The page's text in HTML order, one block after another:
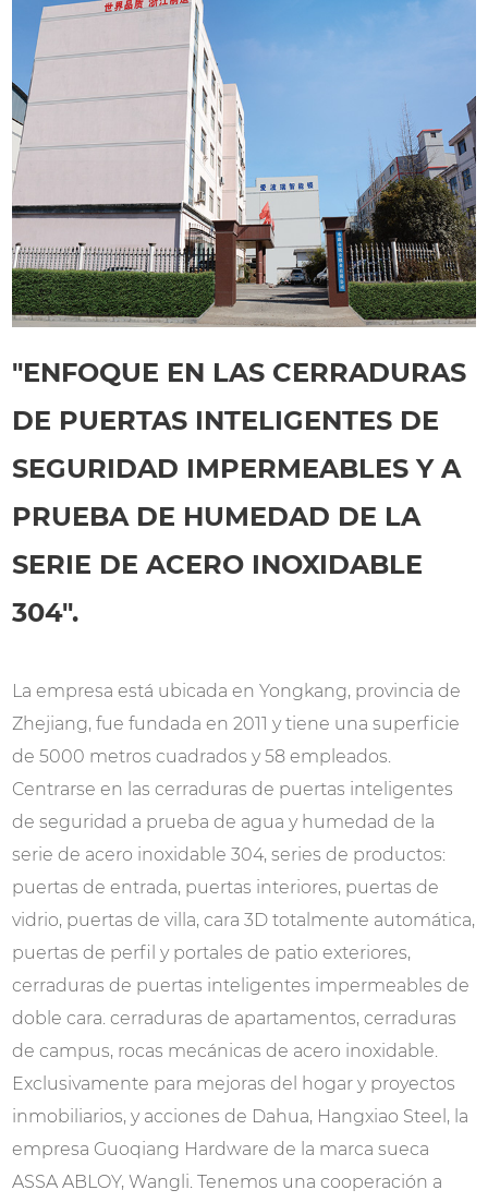
"ENFOQUE EN LAS CERRADURAS
DE PUERTAS INTELIGENTES DE
SEGURIDAD IMPERMEABLES Y A
PRUEBA DE HUMEDAD DE LA
SERIE DE ACERO INOXIDABLE
304".
La empresa está ubicada en Yongkang, provincia de
Zhejiang, fue fundada en 2011 y tiene una superficie
de 5000 metros cuadrados y 58 empleados.
Centrarse en las cerraduras de puertas inteligentes
de seguridad a prueba de agua y humedad de la
serie de acero inoxidable 304, series de productos:
puertas de entrada, puertas interiores, puertas de
vidrio, puertas de villa, cara 3D totalmente automática,
puertas de perfil y portales de patio exteriores,
cerraduras de puertas inteligentes impermeables de
doble cara. cerraduras de apartamentos, cerraduras
de campus, rocas mecánicas de acero inoxidable.
Exclusivamente para mejoras del hogar y proyectos
inmobiliarios, y acciones de Dahua, Hangxiao Steel, la
empresa Guoqiang Hardware de la marca sueca
ASSA ABLOY, Wangli. Tenemos una cooperación a